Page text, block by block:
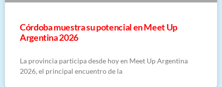
Córdoba muestra su potencial en Meet Up
Argentina 2026
La provincia participa desde hoy en Meet Up Argentina
2026, el principal encuentro de la